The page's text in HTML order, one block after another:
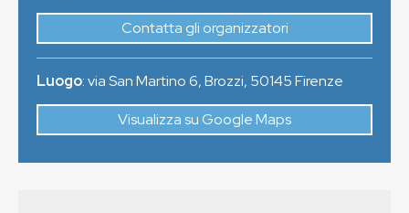
Contatta gli organizzatori
Luogo:via San Martino 6, Brozzi, 50145Firenze
Visualizza su Google Maps